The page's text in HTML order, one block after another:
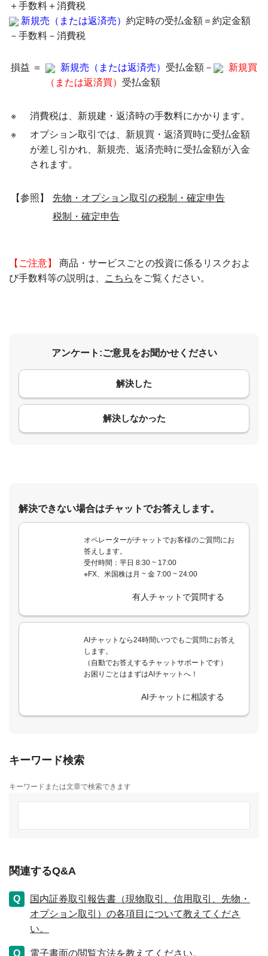
＋手数料＋消費税
新規売（または返済売） 約定時の受払金額＝約定金額
－手数料－消費税
損益 ＝ 新規売（または返済売） 受払金額－
新規買
（または返済買） 受払金額
※
消費税は、新規建・返済時の手数料にかかります。
※
オプション取引では、新規買・返済買時に受払金額
が差し引かれ、新規売、返済売時に受払金額が入金
されます。
【参照】
先物・オプション取引の税制・確定申告
税制・確定申告
【ご注意】 商品・サービスごとの投資に係るリスクおよ
び手数料等の説明は、
こちら をご覧ください。
アンケート:ご意見をお聞かせください
解決した
解決しなかった
コメント
解決できない場合はチャットでお答えします。
オペレーターがチャットでお客様のご質問にお
答えします。
受付時間：平日 8:30 ~ 17:00
※FX、米国株は月 ~ 金 7:00 ~ 24:00
有人チャットで質問する
AIチャットなら24時間いつでもご質問にお答え
します。
（自動でお答えするチャットサポートです）
お困りごとはまずはAIチャットへ！
AIチャットに相談する
キーワード検索
キーワードまたは文章で検索できます
関連するQ&A
国内証券取引報告書（現物取引、信用取引、先物・
オプション取引）の各項目について教えてくださ
い。
電子書面の閲覧方法を教えてください。